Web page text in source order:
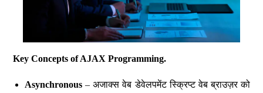
Key Concepts of AJAX Programming.
Asynchronous – अजाक्स वेब डेवेलपमेंट स्क्रिप्ट वेब ब्राउज़र को